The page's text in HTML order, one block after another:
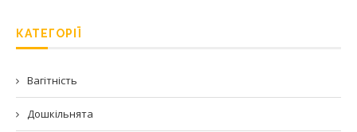
КАТЕГОРІЇ
Вагітність
Дошкільнята